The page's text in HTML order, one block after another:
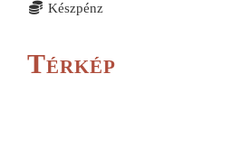
Készpénz
Térkép